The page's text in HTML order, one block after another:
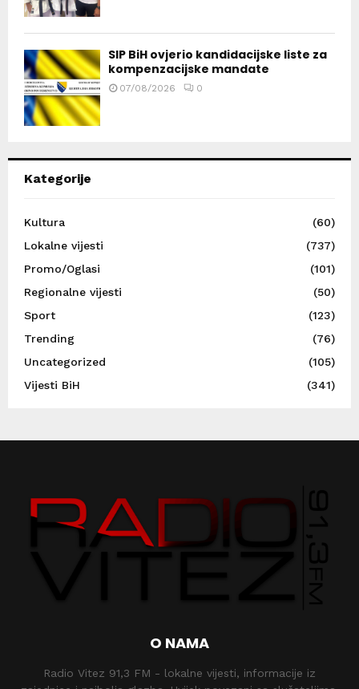
SIP BiH ovjerio kandidacijske liste za
kompenzacijske mandate
07/08/2026 0
Kategorije
Kultura
(60)
Lokalne vijesti
(737)
Promo/Oglasi
(101)
Regionalne vijesti
(50)
Sport
(123)
Trending
(76)
Uncategorized
(105)
Vijesti BiH
(341)
O NAMA
Radio Vitez 91,3 FM - lokalne vijesti, informacije iz